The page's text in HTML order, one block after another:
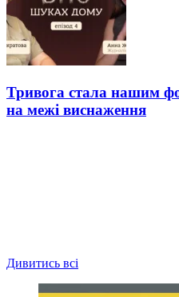
Тривога стала нашим
на межі виснаження
Дивитись всі